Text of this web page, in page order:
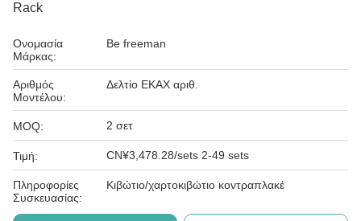
Rack
Ονομασία
Μάρκας:
Be freeman
Αριθμός
Μοντέλου:
Δελτίο ΕΚΑΧ αριθ.
MOQ: 2 σετ
Τιμή: CN¥3,478.28/sets 2-49 sets
Πληροφορίες
Συσκευασίας:
Κιβώτιο/χαρτοκιβώτιο κοντραπλακέ